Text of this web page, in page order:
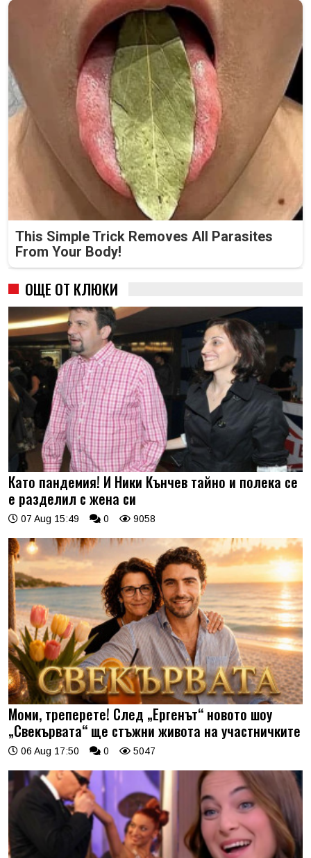
This Simple Trick Removes All Parasites
From Your Body!
ОЩЕ ОТ КЛЮКИ
Като пандемия! И Ники Кънчев тайно и полека се
е разделил с жена си
07 Aug 15:49 0 9058
Моми, треперете! След „Ергенът“ новото шоу
„Свекървата“ ще стъжни живота на участничките
06 Aug 17:50 0 5047